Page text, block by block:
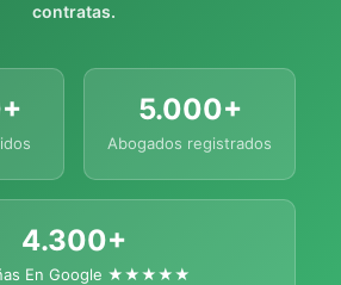
contratas.
5.000+
Abogados registrados
4.300+
En Google ★★★★★